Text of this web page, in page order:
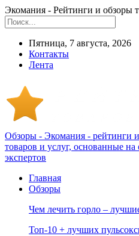
Экомания - Рейтинги и обзоры
Пятница, 7 августа, 2026
Контакты
Лента
Обзоры - Экомания - рейтинги
товаров и услуг, основанные
экспертов
Главная
Обзоры
Чем лечить горло –
Топ-10 + лучших